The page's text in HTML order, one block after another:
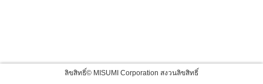
ลิขสิทธิ์© MISUMI Corporation สงวนลิขสิทธิ์